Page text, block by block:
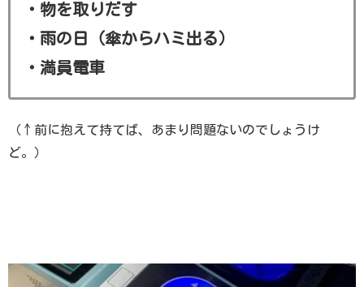
・物を取りだす
・雨の日（傘からハミ出る）
・満員電車
（↑前に抱えて持てば、あまり問題ないのでしょうけ
ど。）